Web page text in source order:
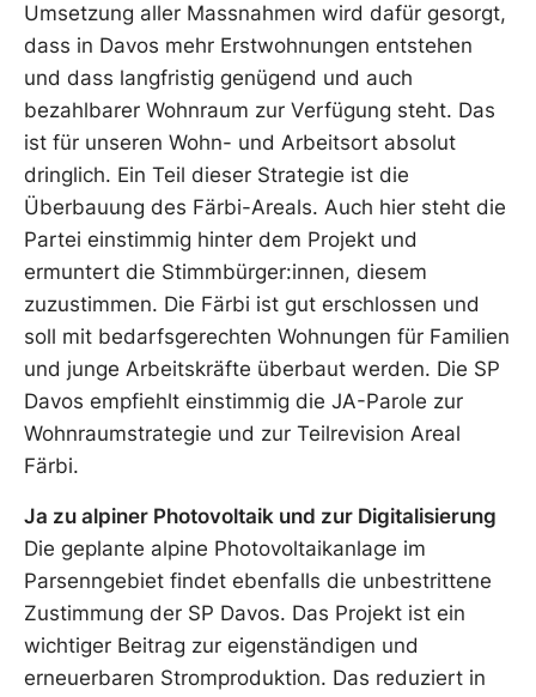
Umsetzung aller Massnahmen wird dafür gesorgt,
dass in Davos mehr Erstwohnungen entstehen
und dass langfristig genügend und auch
bezahlbarer Wohnraum zur Verfügung steht. Das
ist für unseren Wohn- und Arbeitsort absolut
dringlich. Ein Teil dieser Strategie ist die
Überbauung des Färbi-Areals. Auch hier steht die
Partei einstimmig hinter dem Projekt und
ermuntert die Stimmbürger:innen, diesem
zuzustimmen. Die Färbi ist gut erschlossen und
soll mit bedarfsgerechten Wohnungen für Familien
und junge Arbeitskräfte überbaut werden. Die SP
Davos empfiehlt einstimmig die JA-Parole zur
Wohnraumstrategie und zur Teilrevision Areal
Färbi.
Ja zu alpiner Photovoltaik und zur Digitalisierung
Die geplante alpine Photovoltaikanlage im
Parsenngebiet findet ebenfalls die unbestrittene
Zustimmung der SP Davos. Das Projekt ist ein
wichtiger Beitrag zur eigenständigen und
erneuerbaren Stromproduktion. Das reduziert in